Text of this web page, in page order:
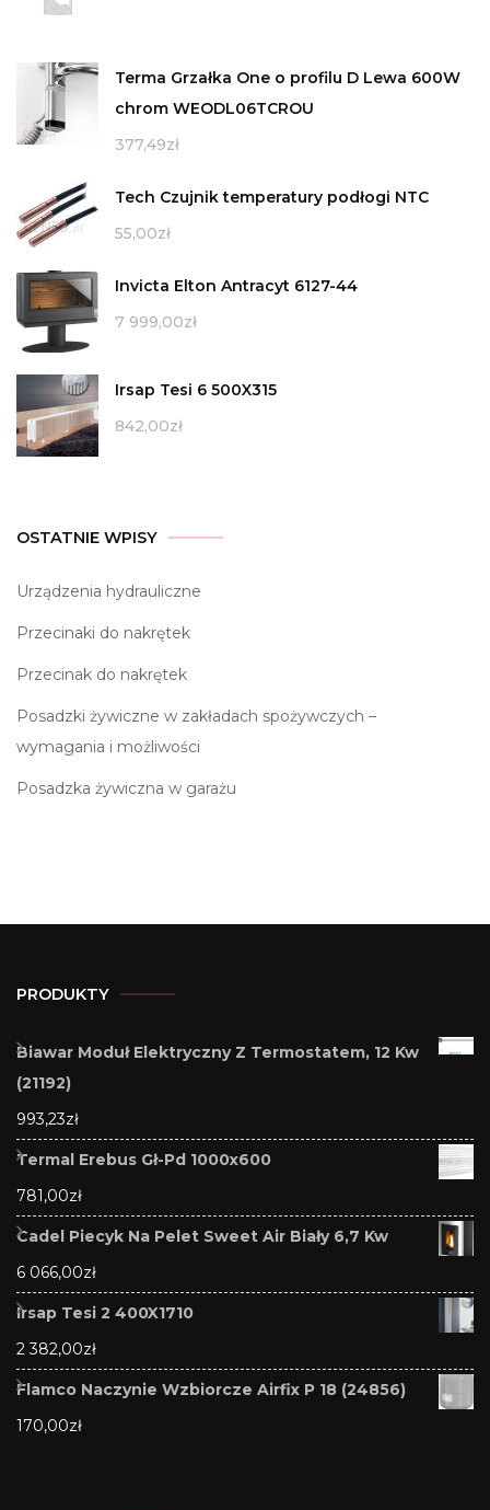
Terma Grzałka One o profilu D Lewa 600W
chrom WEODL06TCROU
377,49zł
Tech Czujnik temperatury podłogi NTC
55,00zł
Invicta Elton Antracyt 6127-44
7 999,00zł
Irsap Tesi 6 500X315
842,00zł
OSTATNIE WPISY
Urządzenia hydrauliczne
Przecinaki do nakrętek
Przecinak do nakrętek
Posadzki żywiczne w zakładach spożywczych –
wymagania i możliwości
Posadzka żywiczna w garażu
PRODUKTY
Biawar Moduł Elektryczny Z Termostatem, 12 Kw
(21192)
993,23zł
Termal Erebus Gł-Pd 1000x600
781,00zł
Cadel Piecyk Na Pelet Sweet Air Biały 6,7 Kw
6 066,00zł
Irsap Tesi 2 400X1710
2 382,00zł
Flamco Naczynie Wzbiorcze Airfix P 18 (24856)
170,00zł